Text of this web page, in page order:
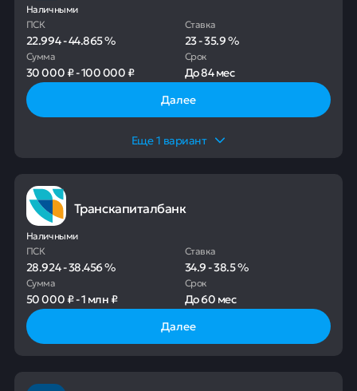
Наличными
ПСК
22.994-44.865%
Ставка
23-35.9%
Сумма
30 000 ₽-100 000 ₽
Срок
До84 мес
Далее
Еще1 вариант
Транскапиталбанк
Наличными
ПСК
28.924-38.456%
Ставка
34.9-38.5%
Сумма
50 000 ₽-1 млн ₽
Срок
До60 мес
Далее